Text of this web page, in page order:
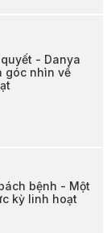
- Danya
góc nhìn về
bệnh - Một
kỳ linh hoạt